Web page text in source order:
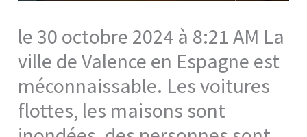
le 30 octobre 2024 à 8:21 AM La
ville de Valence en Espagne est
méconnaissable. Les voitures
flottes, les maisons sont